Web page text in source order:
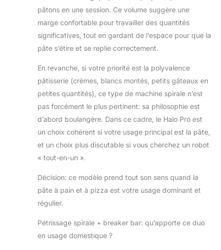
un pétrissage et
un fouettage
exacts. Parfait
pour la machine à
pain ou la
Mélange et
fouettage
polyvalent –
Gâteaux, biscuits,
crème fouettée,
glaçage et bien
plus encore.
Facile à préparer
fournis. Quatre
accessoires inclus
mélangeur
flexible, crochet
pâtons en une session. Ce volume suggère une
marge confortable pour travailler des quantités
significatives, tout en gardant de l’espace pour que la
pâte s’étire et se replie correctement.
En revanche, si votre priorité est la polyvalence
pâtisserie (crèmes, blancs montés, petits gâteaux en
petites quantités), ce type de machine spirale n’est
pas forcément le plus pertinent: sa philosophie est
d’abord boulangère. Dans ce cadre, le Halo Pro est
un choix cohérent si votre usage principal est la pâte,
et un choix plus discutable si vous cherchez un robot
« tout-en-un ».
Décision: ce modèle prend tout son sens quand la
pâte à pain et à pizza est votre usage dominant et
régulier.
Pétrissage spirale + breaker bar: qu’apporte ce duo
en usage domestique ?